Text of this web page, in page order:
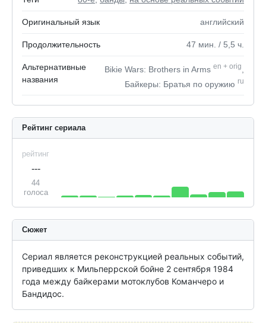
Оригинальный язык английский
Продолжительность 47 мин. / 5,5 ч.
Альтернативные
названия
Bikie Wars: Brothers in Arms en + orig
Байкеры: Братья по оружию ru
Рейтинг сериала
рейтинг
---
44
голоса
Сюжет
Сериал является реконструкцией реальных событий,
приведших к Мильперрской бойне 2 сентября 1984
года между байкерами мотоклубов Команчеро и
Бандидос.